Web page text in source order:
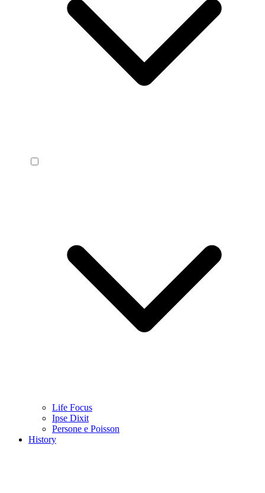
Life Focus
Ipse Dixit
Persone e Poisson
History